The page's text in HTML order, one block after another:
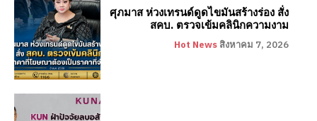
ศุภมาส ห่วงเทรนด์ดูดไขมันสร้างร่อง สั่ง
สคบ. ตรวจเข้มคลินิกความงาม
Hot News สิงหาคม 7, 2026